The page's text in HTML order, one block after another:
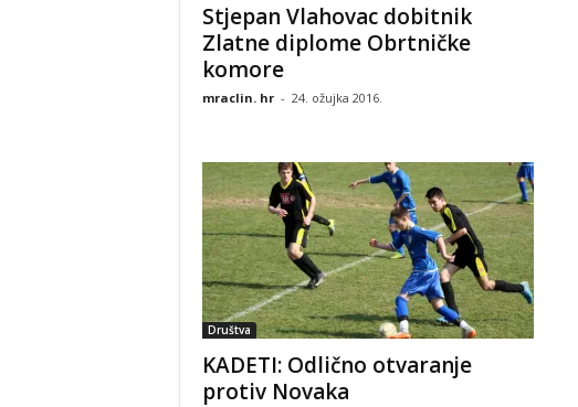
Stjepan Vlahovac dobitnik
Zlatne diplome Obrtničke
komore
mraclin. hr - 24. ožujka 2016.
Društva
KADETI: Odlično otvaranje
protiv Novaka